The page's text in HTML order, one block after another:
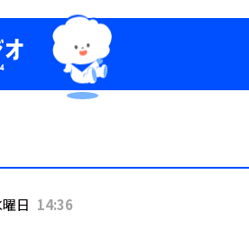
日 14:36